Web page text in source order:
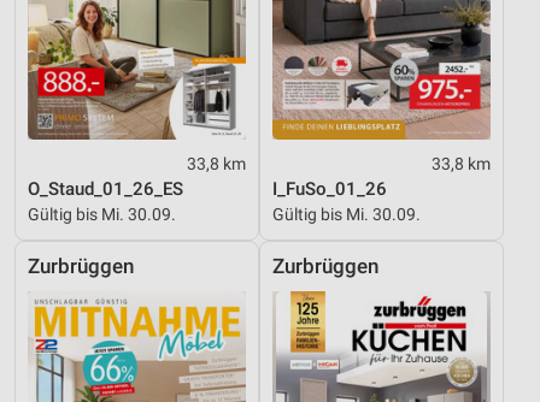
33,8 km
O_Staud_01_26_ES
Gültig bis Mi. 30.09.
33,8 km
I_FuSo_01_26
Gültig bis Mi. 30.09.
Zurbrüggen Zurbrüggen